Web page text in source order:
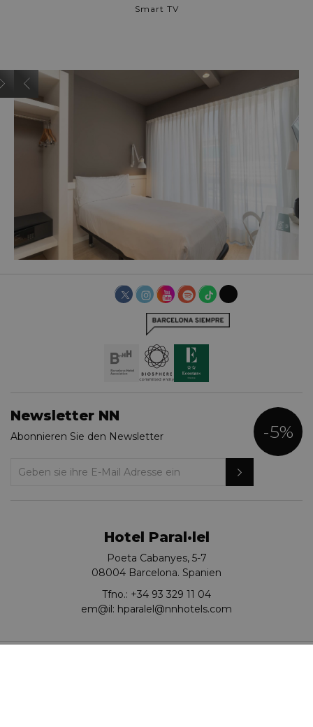
Smart TV
EINZELZIMMER
Hotel Paral·lel
Poeta Cabanyes, 5-7
08004 Barcelona. Spanien
Tfno.: +34 93 329 11 04
em@il: hparalel@nnhotels.com
Newsletter NN
Abonnieren Sie den Newsletter -5%